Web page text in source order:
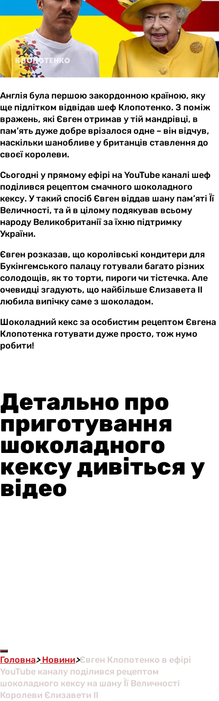
Англія була першою закордонною країною, яку
ще підлітком відвідав шеф Клопотенко. З поміж
вражень, які Євген отримав у тій мандрівці, в
пам’ять дуже добре врізалося одне – він відчув,
наскільки шанобливе у британців ставлення до
своєї королеви.
Сьогодні у прямому ефірі на YouTube каналі шеф
поділився рецептом смачного шоколадного
кексу. У такий спосіб Євген віддав шану пам’яті Її
Величності, та й в цілому подякував всьому
народу Великобританії за їхню підтримку
України.
Євген розказав, що королівські кондитери для
Букінгемського палацу готували багато різних
солодощів, як то торти, пироги чи тістечка. Але
очевидці згадують, що найбільше Єлизавета II
любила випічку саме з шоколадом.
Шоколадний кекс за особистим рецептом Євгена
Клопотенка готувати дуже просто, тож нумо
робити!
Детально про
приготування
шоколадного
кексу дивіться у
відео
Головна>Новини>Євген Клопотенко в ефірі
YouTube каналу поділився рецептом
шоколадного кексу на шану Її Величності
Королеви Єлизавети II